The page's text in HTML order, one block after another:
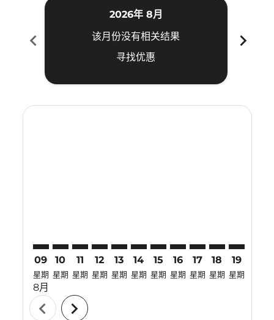
chevron_left
2026年 8月
该月份没有相关结果
寻找优惠
chevron_right
09
星期
8月
10
星期
11
星期
12
星期
13
星期
14
星期
15
星期
16
星期
17
星期
18
星期
19
星期
chevron_left chevron_right